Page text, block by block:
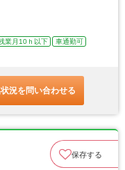
業月10ｈ以下
車通勤可
況を問い合わせる
保存する